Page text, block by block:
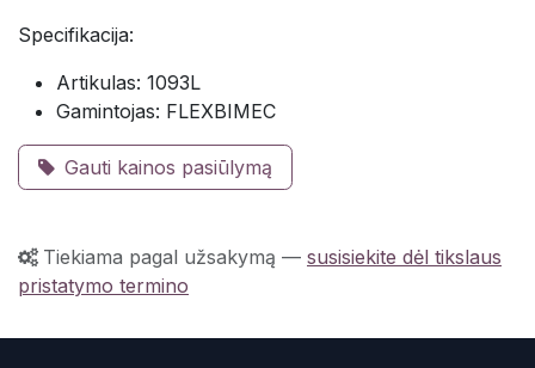
Specifikacija:
Artikulas: 1093L
Gamintojas: FLEXBIMEC
Gauti kainos pasiūlymą
Tiekiama pagal užsakymą — susisiekite dėl tikslaus
pristatymo termino